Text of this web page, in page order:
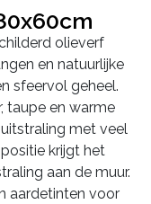
olieverf
en natuurlijke
sfeervol geheel.
taupe en warme
met veel
krijgt het
aan de muur.
aardetinten voor